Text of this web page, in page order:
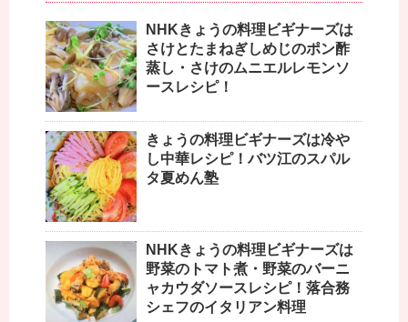
NHKきょうの料理ビギナーズは
さけとたまねぎしめじのポン酢
蒸し・さけのムニエルレモンソ
ースレシピ！
きょうの料理ビギナーズは冷や
し中華レシピ！バツ江のスパル
タ夏めん塾
NHKきょうの料理ビギナーズは
野菜のトマト煮・野菜のバーニ
ャカウダソースレシピ！落合務
シェフのイタリアン料理